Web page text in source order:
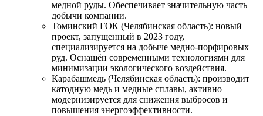
медной руды. Обеспечивает значительную часть
добычи компании.
Томинский ГОК (Челябинская область): новый
проект, запущенный в 2023 году,
специализируется на добыче медно-порфировых
руд. Оснащён современными технологиями для
минимизации экологического воздействия.
Карабашмедь (Челябинская область): производит
катодную медь и медные сплавы, активно
модернизируется для снижения выбросов и
повышения энергоэффективности.